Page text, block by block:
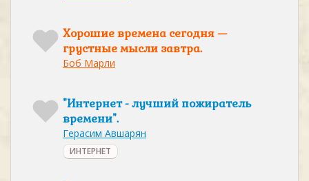
Хорошие времена сегодня —
грустные мысли завтра.
Боб Марли
"Интернет - лучший пожиратель
времени".
Герасим Авшарян
ИНТЕРНЕТ